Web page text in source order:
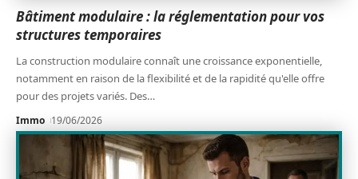
Bâtiment modulaire : la réglementation pour vos
structures temporaires
La construction modulaire connaît une croissance exponentielle,
notamment en raison de la flexibilité et de la rapidité qu'elle offre
pour des projets variés. Des…
Immo 19/06/2026